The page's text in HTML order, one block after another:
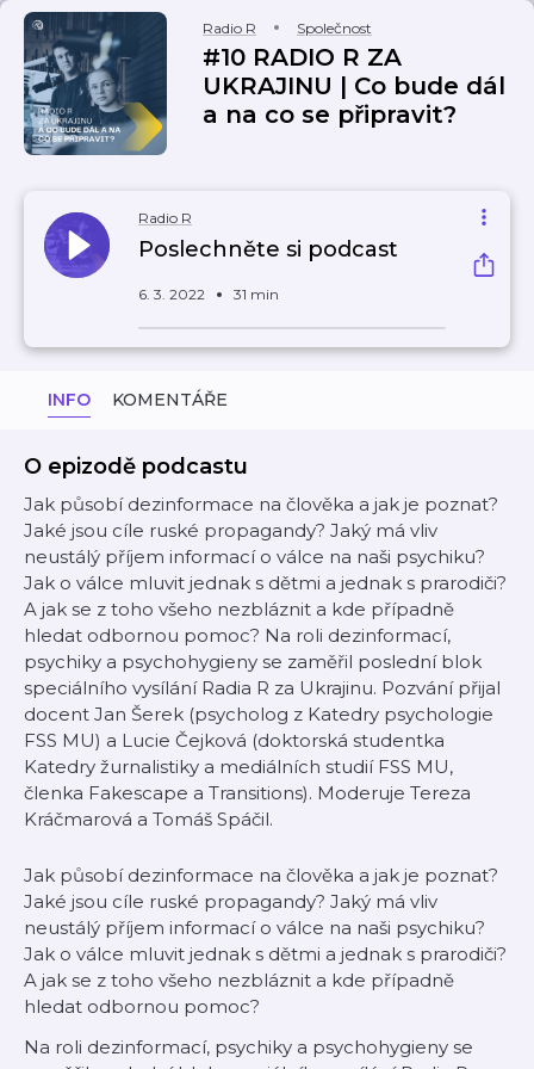
Radio R Společnost
#10 RADIO R ZA
UKRAJINU | Co bude dál
a na co se připravit?
Radio R
Poslechněte si podcast
6. 3. 2022 31 min
INFO KOMENTÁŘE
O epizodě podcastu
Jak působí dezinformace na člověka a jak je poznat?
Jaké jsou cíle ruské propagandy? Jaký má vliv
neustálý příjem informací o válce na naši psychiku?
Jak o válce mluvit jednak s dětmi a jednak s prarodiči?
A jak se z toho všeho nezbláznit a kde případně
hledat odbornou pomoc? Na roli dezinformací,
psychiky a psychohygieny se zaměřil poslední blok
speciálního vysílání Radia R za Ukrajinu. Pozvání přijal
docent Jan Šerek (psycholog z Katedry psychologie
FSS MU) a Lucie Čejková (doktorská studentka
Katedry žurnalistiky a mediálních studií FSS MU,
členka Fakescape a Transitions). Moderuje Tereza
Kráčmarová a Tomáš Spáčil.
Jak působí dezinformace na člověka a jak je poznat?
Jaké jsou cíle ruské propagandy? Jaký má vliv
neustálý příjem informací o válce na naši psychiku?
Jak o válce mluvit jednak s dětmi a jednak s prarodiči?
A jak se z toho všeho nezbláznit a kde případně
hledat odbornou pomoc?
Na roli dezinformací, psychiky a psychohygieny se